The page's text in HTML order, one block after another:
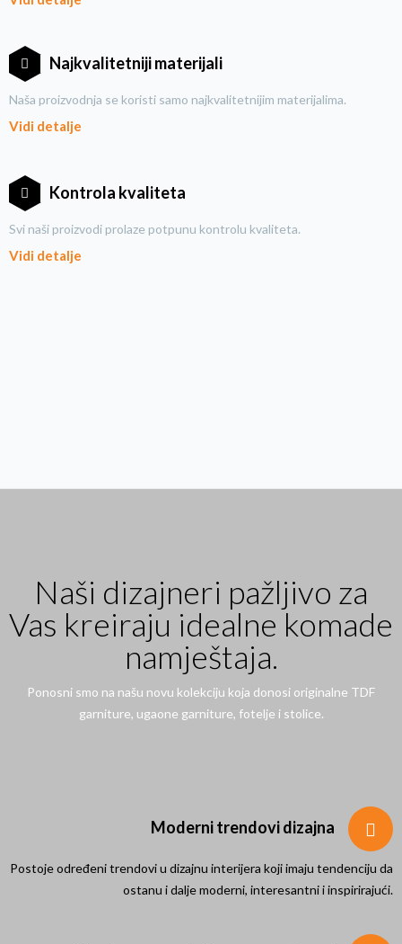
Najkvalitetniji materijali
Naša proizvodnja se koristi samo najkvalitetnijim materijalima.
Vidi detalje
Kontrola kvaliteta
Svi naši proizvodi prolaze potpunu kontrolu kvaliteta.
Vidi detalje
Naši dizajneri pažljivo za
Vas kreiraju idealne komade
namještaja.
Ponosni smo na našu novu kolekciju koja donosi originalne TDF
garniture, ugaone garniture, fotelje i stolice.
Moderni trendovi dizajna
Postoje određeni trendovi u dizajnu interijera koji imaju tendenciju da
ostanu i dalje moderni, interesantni i inspirirajući.